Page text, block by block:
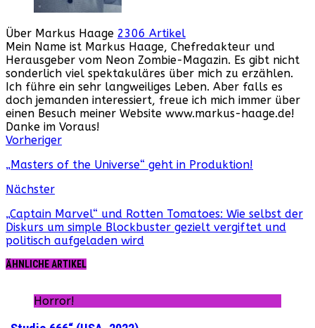
Über Markus Haage 2306 Artikel
Mein Name ist Markus Haage, Chefredakteur und
Herausgeber vom Neon Zombie-Magazin. Es gibt nicht
sonderlich viel spektakuläres über mich zu erzählen.
Ich führe ein sehr langweiliges Leben. Aber falls es
doch jemanden interessiert, freue ich mich immer über
einen Besuch meiner Website www.markus-haage.de!
Danke im Voraus!
Webseite
Facebook
Instagram
YouTube
Vorheriger
„Masters of the Universe“ geht in Produktion!
Nächster
„Captain Marvel“ und Rotten Tomatoes: Wie selbst der
Diskurs um simple Blockbuster gezielt vergiftet und
politisch aufgeladen wird
ÄHNLICHE ARTIKEL
Horror!